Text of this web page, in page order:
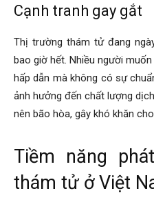
Cạnh tranh gay gắt
Thị trường thám tử đang
bao giờ hết. Nhiều người
hấp dẫn mà không có sự
ảnh hưởng đến chất lượng
nên bão hòa, gây khó khăn
Tiềm năng
thám tử ở Việt